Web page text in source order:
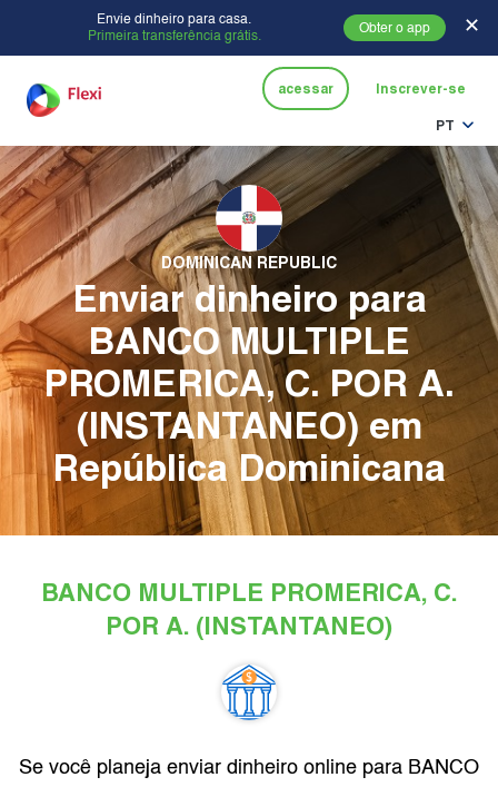
Envie dinheiro para casa.
Primeira transferência grátis.
Obter o app ✕
PT
acessar Inscrever-se
DOMINICAN REPUBLIC
Enviar dinheiro para
BANCO MULTIPLE
PROMERICA, C. POR A.
(INSTANTANEO) em
República Dominicana
BANCO MULTIPLE PROMERICA, C.
POR A. (INSTANTANEO)
Se você planeja enviar dinheiro online para BANCO